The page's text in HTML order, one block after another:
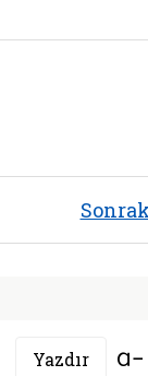
Yazdır